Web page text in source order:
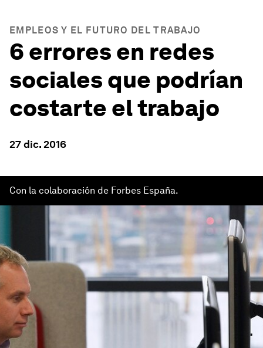
EMPLEOS Y EL FUTURO DEL TRABAJO
6 errores en redes
sociales que podrían
costarte el trabajo
27 dic. 2016
Con la colaboración de Forbes España.